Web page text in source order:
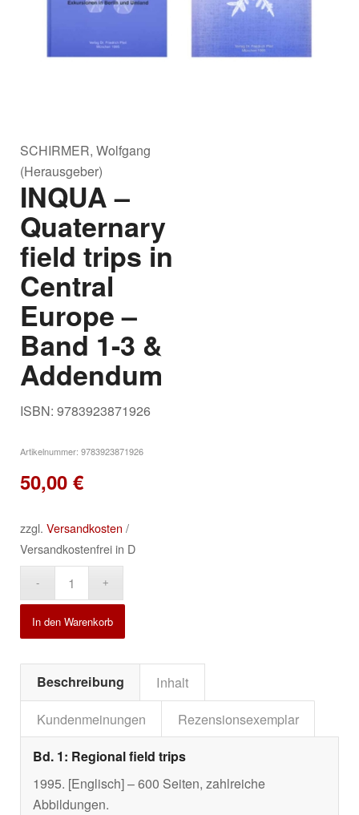
SCHIRMER, Wolfgang
(Herausgeber)
INQUA –
Quaternary
field trips in
Central
Europe –
Band 1-3 &
Addendum
ISBN: 9783923871926
Artikelnummer: 9783923871926
50,00 €
zzgl. Versandkosten /
Versandkostenfrei in D
In den Warenkorb
Beschreibung
Inhalt
Kundenmeinungen
Rezensionsexemplar
Bd. 1: Regional field trips
1995. [Englisch] – 600 Seiten, zahlreiche
Abbildungen.